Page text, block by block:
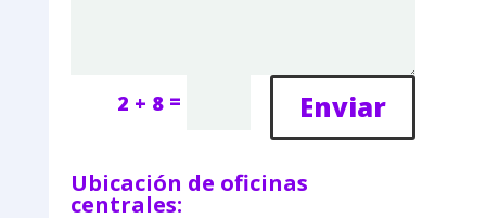
2 + 8 = Enviar
Ubicación de oficinas
centrales: